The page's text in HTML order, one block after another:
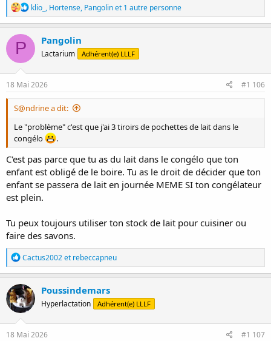
R
é
a
c
n
s
klio_ , Hortense, Pangolinet 1 autre personne
P Pangolin
Lactarium Adhérent(e) LLLF
18 Mai 2026 #1 106
S@ndrine a dit:
Le "problème" c'est que j'ai 3 tiroirs de pochettes de lait dans le
congélo
.
C'est pas parce que tu as du lait dans le congélo que ton
enfant est obligé de le boire. Tu as le droit de décider que ton
enfant se passera de lait en journée MEME SI ton congélateur
est plein.
Tu peux toujours utiliser ton stock de lait pour cuisiner ou
faire des savons.
R
é
a
c
t
i
o
n
s
Cactus2002et rebeccapneu
Poussindemars
Hyperlactation Adhérent(e) LLLF
18 Mai 2026 #1 107